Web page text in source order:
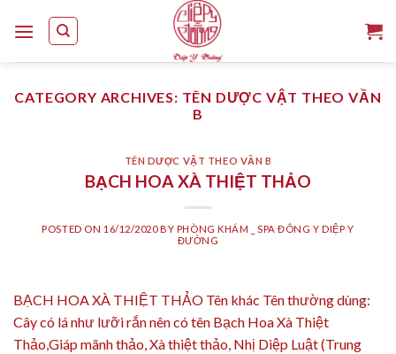
CATEGORY ARCHIVES: TÊN DƯỢC VẬT THEO VẦN
B
TÊN DƯỢC VẬT THEO VẦN B
BẠCH HOA XÀ THIỆT THẢO
POSTED ON 16/12/2020BY PHÒNG KHÁM _ SPA ĐÔNG Y DIỆP Y
ĐƯỜNG
BẠCH HOA XÀ THIỆT THẢO Tên khác Tên thường dùng:
Cây có lá như lưỡi rắn nên có tên Bạch Hoa Xà Thiệt
Thảo,Giáp mãnh thảo, Xà thiệt thảo, Nhị Diệp Luật (Trung